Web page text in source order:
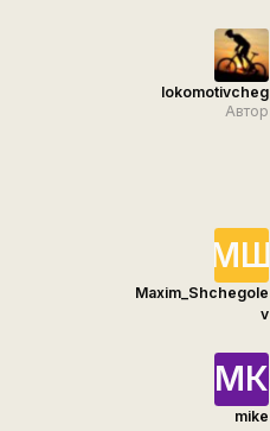
lokomotivcheg
Автор
МЩ
Maxim_Shchegole
v
МК
mike